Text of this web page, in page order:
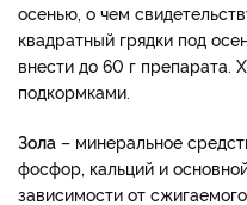
осенью, о чем
квадратный грядки под
внести до 60 г
подкормками.
Зола – минеральное
фосфор, кальций и
зависимости от